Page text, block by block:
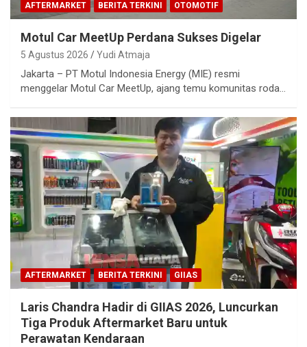
AFTERMARKET BERITA TERKINI OTOMOTIF
Motul Car MeetUp Perdana Sukses Digelar
5 Agustus 2026 Yudi Atmaja
Jakarta – PT Motul Indonesia Energy (MIE) resmi
menggelar Motul Car MeetUp, ajang temu komunitas roda…
AFTERMARKET BERITA TERKINI GIIAS
Laris Chandra Hadir di GIIAS 2026, Luncurkan
Tiga Produk Aftermarket Baru untuk
Perawatan Kendaraan